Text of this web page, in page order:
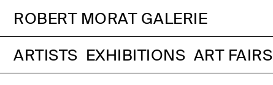
ROBERT MORAT GALERIE
ARTISTS EXHIBITIONS ART FAIRS